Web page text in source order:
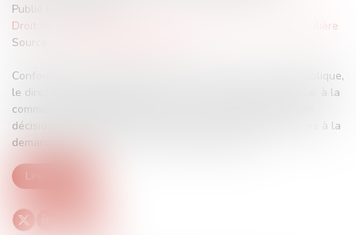
Publié le :
Droit de la santé
(NPU) Responsabilité médicale et hospitalière
Source :
Conformément à l’article L.3212-5 I du Code de la santé publique,
le directeur de l’établissement d’accueil transmet sans délai, à la
commission départementale des soins psychiatriques, toute
décision d’admission d’une personne en soins psychiatriques à la
demande d’un tiers, ou en cas de péril imminent...
Lire la suite